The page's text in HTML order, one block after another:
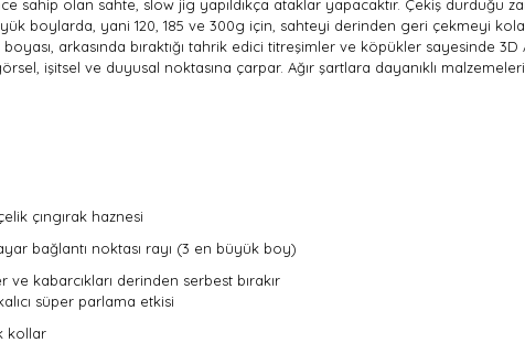
sahip olan sahte, slow jig yapıldıkça ataklar yapacaktır. Çekiş durduğu
boylarda, yani 120, 185 ve 300g için, sahteyi derinden geri çekmeyi
arkasında bıraktığı tahrik edici titreşimler ve köpükler sayesinde
işitsel ve duyusal noktasına çarpar. Ağır şartlara dayanıklı
çıngırak haznesi
bağlantı noktası rayı (3 en büyük boy)
ve kabarcıkları derinden serbest bırakır
süper parlama etkisi
kollar